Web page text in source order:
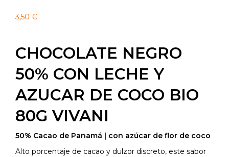
3,50 €
CHOCOLATE NEGRO
50% CON LECHE Y
AZUCAR DE COCO BIO
80G VIVANI
50% Cacao de Panamá | con azúcar de flor de coco
Alto porcentaje de cacao y dulzor discreto, este sabor